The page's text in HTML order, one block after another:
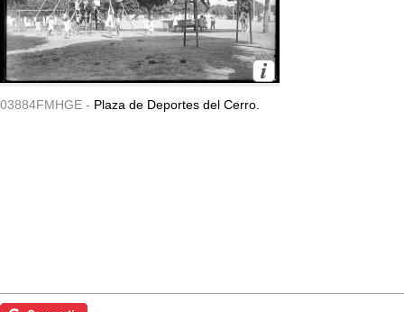
03884FMHGE - Plaza de Deportes del Cerro.